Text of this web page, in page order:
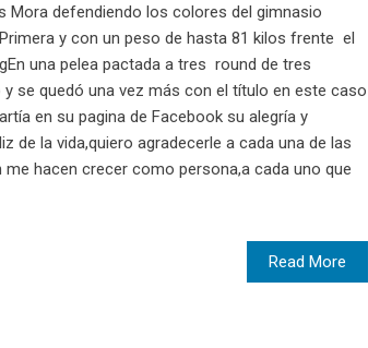
Mora defendiendo los colores del gimnasio
y con un peso de hasta 81 kilos frente el
una pelea pactada a tres round de tres
se quedó una vez más con el título en este caso
en su pagina de Facebook su alegría y
de la vida,quiero agradecerle a cada una de las
hacen crecer como persona,a cada uno que
Read More